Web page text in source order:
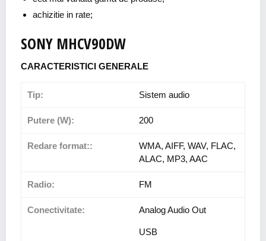
achizitie in rate;
SONY MHCV90DW
CARACTERISTICI GENERALE
Tip: Sistem audio
Putere (W): 200
Redare format::
WMA, AIFF, WAV, FLAC,
ALAC, MP3, AAC
Radio: FM
Conectivitate: Analog Audio Out
USB